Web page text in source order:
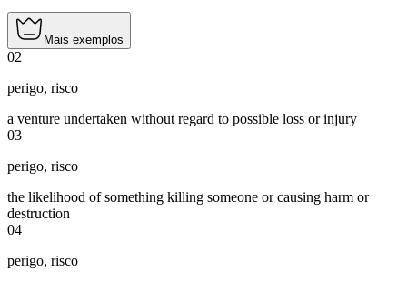
Mais exemplos
02
perigo, risco
a venture undertaken without regard to possible loss or injury
03
perigo, risco
the likelihood of something killing someone or causing harm or
destruction
04
perigo, risco